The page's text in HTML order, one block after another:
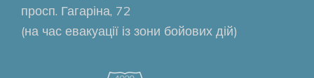
просп. Гагаріна, 72
(на час евакуації із зони бойових дій)